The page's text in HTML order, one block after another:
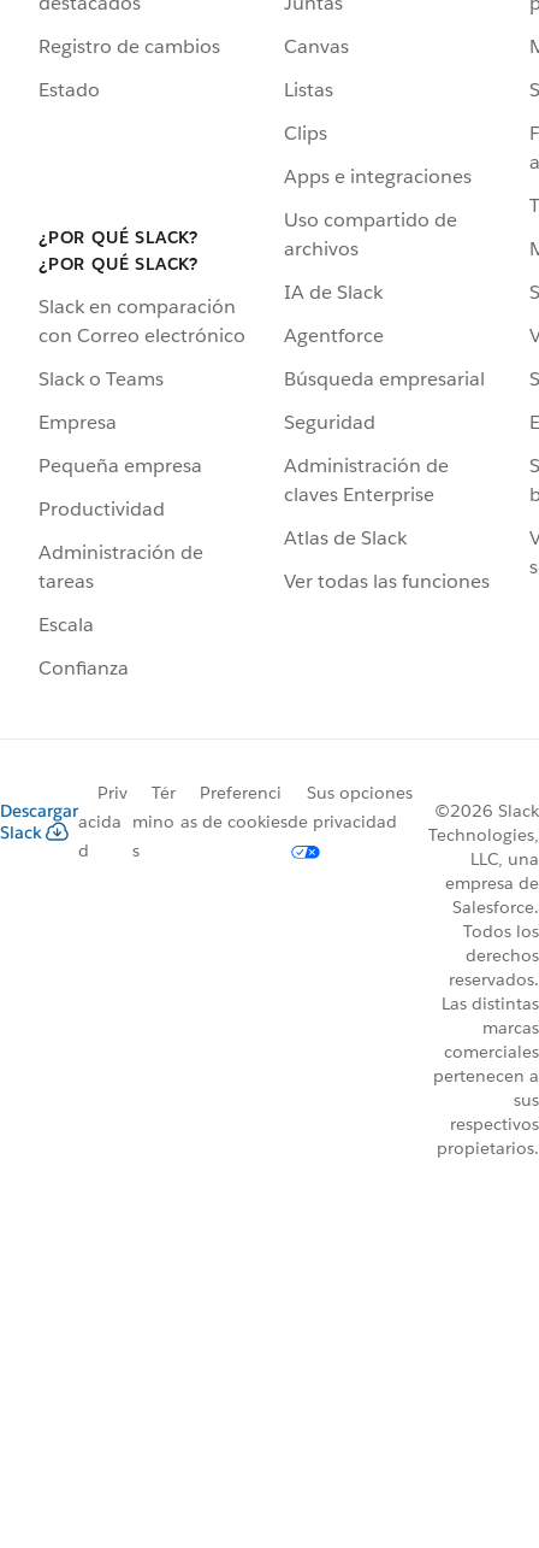
Registro de cambios
Estado
¿POR QUÉ SLACK?
¿POR QUÉ SLACK?
Slack en comparación
con Correo electrónico
Slack o Teams
Empresa
Pequeña empresa
Productividad
Administración de
tareas
Escala
Confianza
Canvas
Listas
Clips
Apps e integraciones
Uso compartido de
archivos
IA de Slack
Agentforce
Búsqueda empresarial
Seguridad
Administración de
claves Enterprise
Atlas de Slack
Ver todas las funciones
Descargar
Slack
Priv
acida
d
Tér
mino
s
Preferenci
as de cookies
Sus opciones
de privacidad
©2026 Slack
Technologies,
LLC, una
empresa de
Salesforce.
Todos los
derechos
reservados.
Las distintas
marcas
comerciales
pertenecen a
sus
respectivos
propietarios.